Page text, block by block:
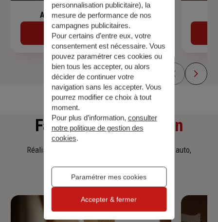
Assurance de prêt immobilier
Découvrir
Faitesune simulation
Réalisez une simulation tarifaire d'assurance, auto,
personnalisation publicitaire), la
mesure de performance de nos
campagnes publicitaires.
Pour certains d’entre eux, votre
consentement est nécessaire. Vous
pouvez paramétrer ces cookies ou
bien tous les accepter, ou alors
décider de continuer votre
navigation sans les accepter. Vous
pourrez modifier ce choix à tout
moment.
Pour plus d’information, consulter
notre politique de gestion des
cookies.
Paramétrer mes cookies
Accepter & fermer